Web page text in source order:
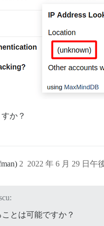
か？
2022 年 6 月 29 日午
2
とは可能ですか？